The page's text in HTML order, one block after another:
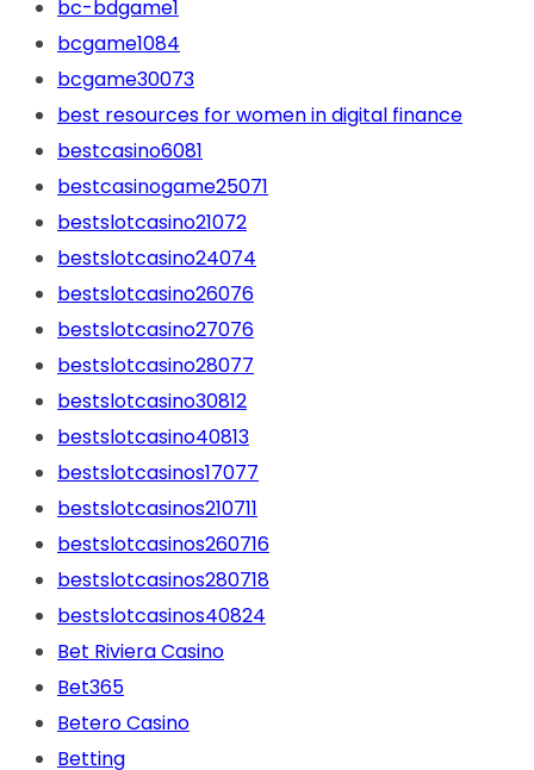
bc-bdgame1
bcgame1084
bcgame30073
best resources for women in digital finance
bestcasino6081
bestcasinogame25071
bestslotcasino21072
bestslotcasino24074
bestslotcasino26076
bestslotcasino27076
bestslotcasino28077
bestslotcasino30812
bestslotcasino40813
bestslotcasinos17077
bestslotcasinos210711
bestslotcasinos260716
bestslotcasinos280718
bestslotcasinos40824
Bet Riviera Casino
Bet365
Betero Casino
Betting